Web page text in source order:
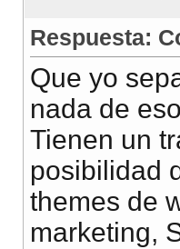
Respuesta:
Que yo
nada de
Tienen un
posibilidad
themes de
marketing,